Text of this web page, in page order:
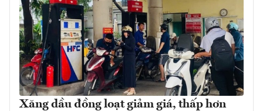
Xăng dầu đồng loạt giảm giá, thấp hơn